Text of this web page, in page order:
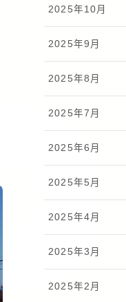
2025年10月
2025年9月
2025年8月
2025年7月
2025年6月
2025年5月
2025年4月
2025年3月
2025年2月